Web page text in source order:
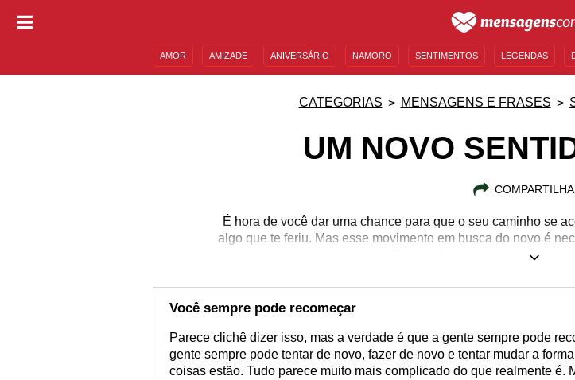
AMOR AMIZADE ANIVERSÁRIO NAMORO SENTIMENTOS LEGENDAS
CATEGORIAS MENSAGENS E FRASES
UM NOVO
É hora de você dar uma chance para que o seu caminho se
algo que te feriu. Mas esse movimento em busca do novo é
melhorar a forma como você vive.
Você sempre pode recomeçar
Parece clichê dizer isso, mas a verdade é que a gente sempre pode
gente sempre pode tentar de novo, fazer de novo e tentar mudar a
coisas estão. Tudo parece muito mais complicado do que realmente é.